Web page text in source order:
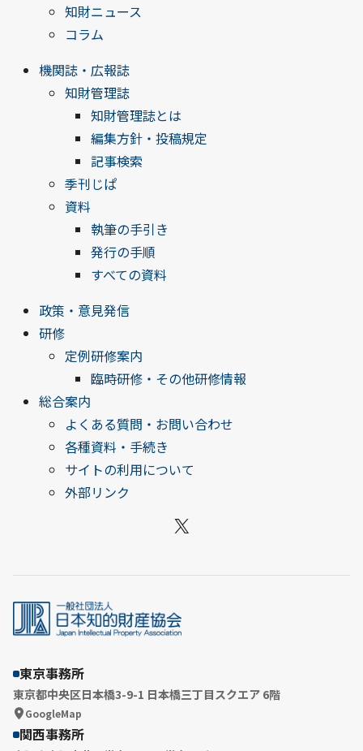
知財ニュース
コラム
機関誌・広報誌
知財管理誌
知財管理誌とは
編集方針・投稿規定
記事検索
季刊じぱ
資料
執筆の手引き
発行の手順
すべての資料
政策・意見発信
研修
定例研修案内
臨時研修・その他研修情報
総合案内
よくある質問・お問い合わせ
各種資料・手続き
サイトの利用について
外部リンク
X
東京事務所
東京都中央区日本橋3-9-1 日本橋三丁目スクエア 6階
GoogleMap
関西事務所